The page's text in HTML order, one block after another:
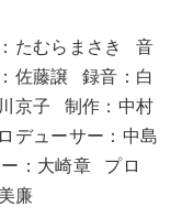
たむらまさき
音
佐藤譲
録音：白
京子
制作：中村
デューサー：中島
：大崎章
プロ
廉